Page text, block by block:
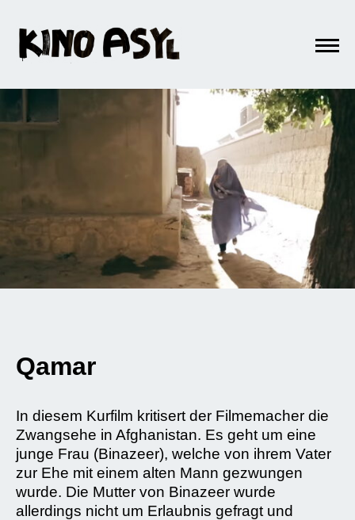
Qamar
In diesem Kurfilm kritisert der Filmemacher die
Zwangsehe in Afghanistan. Es geht um eine
junge Frau (Binazeer), welche von ihrem Vater
zur Ehe mit einem alten Mann gezwungen
wurde. Die Mutter von Binazeer wurde
allerdings nicht um Erlaubnis gefragt und